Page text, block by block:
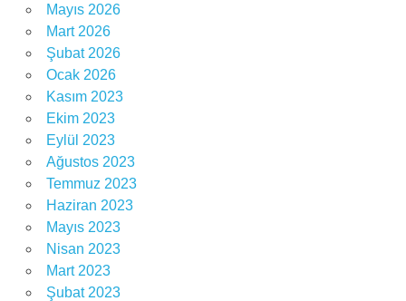
Mayıs 2026
Mart 2026
Şubat 2026
Ocak 2026
Kasım 2023
Ekim 2023
Eylül 2023
Ağustos 2023
Temmuz 2023
Haziran 2023
Mayıs 2023
Nisan 2023
Mart 2023
Şubat 2023